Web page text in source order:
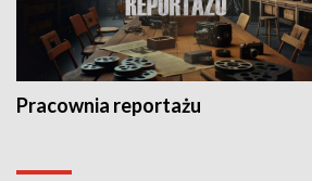
Pracownia reportażu